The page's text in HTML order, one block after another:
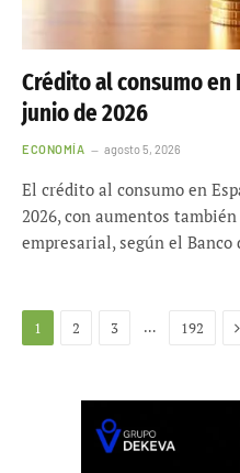
Crédito al consumo en
junio de 2026
ECONOMÍA agosto 5, 2026
El crédito al consumo en
2026, con aumentos
empresarial, según el Banco
1 2 3 … 192